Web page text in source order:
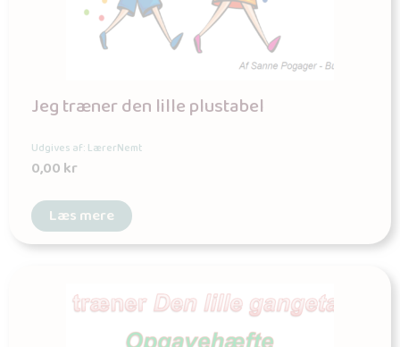
Jeg træner den lille plustabel
Udgives af: LærerNemt
0,00kr
Læs mere